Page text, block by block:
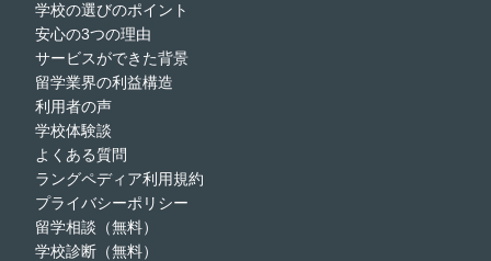
学校の選びのポイント
安心の3つの理由
サービスができた背景
留学業界の利益構造
利用者の声
学校体験談
よくある質問
ラングペディア利用規約
プライバシーポリシー
留学相談（無料）
学校診断（無料）